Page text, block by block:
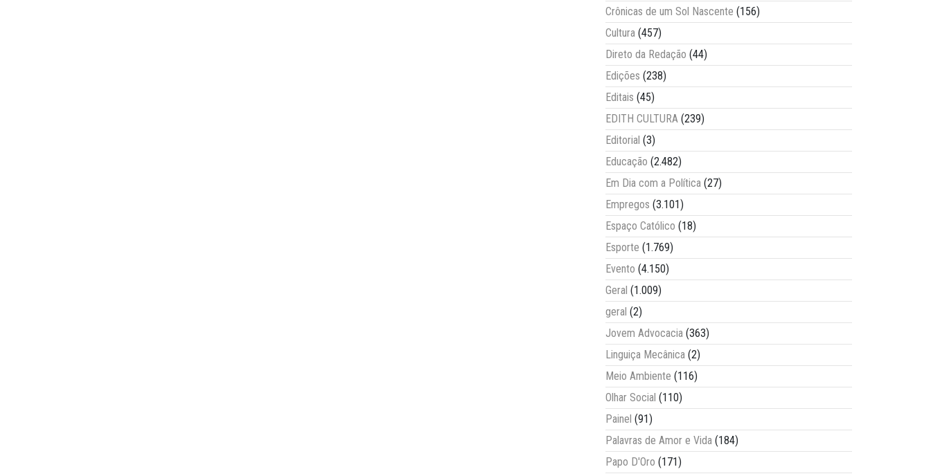
Crônicas de um Sol Nascente (156)
Cultura (457)
Direto da Redação (44)
Edições (238)
Editais (45)
EDITH CULTURA (239)
Editorial (3)
Educação (2.482)
Em Dia com a Política (27)
Empregos (3.101)
Espaço Católico (18)
Esporte (1.769)
Evento (4.150)
Geral (1.009)
geral (2)
Jovem Advocacia (363)
Linguiça Mecânica (2)
Meio Ambiente (116)
Olhar Social (110)
Painel (91)
Palavras de Amor e Vida (184)
Papo D'Oro (171)